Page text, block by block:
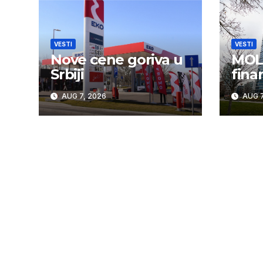
VESTI
Nove cene goriva u
Srbiji
AUG 7, 2026
VESTI
AUG